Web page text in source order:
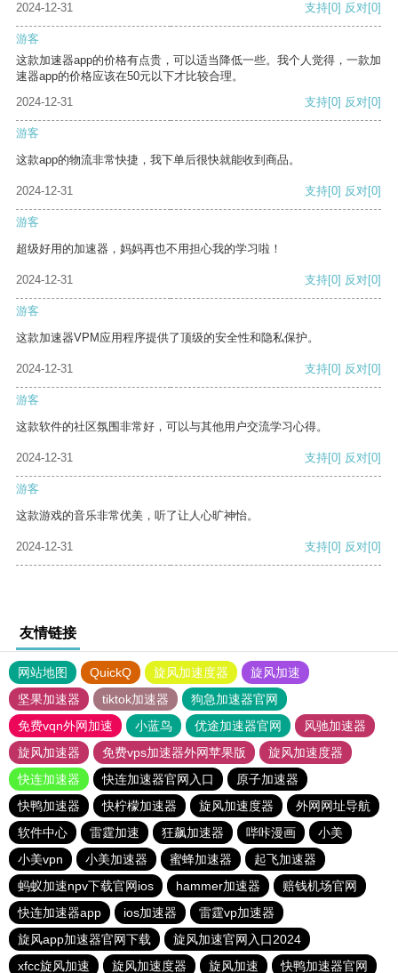
2024-12-31 支持[0] 反对[0]
游客
这款加速器app的价格有点贵，可以适当降低一些。我个人觉得，一款加
速器app的价格应该在50元以下才比较合理。
2024-12-31
支持[0] 反对[0]
游客
这款app的物流非常快捷，我下单后很快就能收到商品。
2024-12-31 支持[0] 反对[0]
游客
超级好用的加速器，妈妈再也不用担心我的学习啦！
2024-12-31 支持[0] 反对[0]
游客
这款加速器VPM应用程序提供了顶级的安全性和隐私保护。
2024-12-31 支持[0] 反对[0]
游客
这款软件的社区氛围非常好，可以与其他用户交流学习心得。
2024-12-31 支持[0] 反对[0]
游客
这款游戏的音乐非常优美，听了让人心旷神怡。
2024-12-31 支持[0] 反对[0]
友情链接
网站地图 QuickQ 旋风加速度器
旋风加速
坚果加速器
tiktok加速器
狗急加速器官网
免费vqn外网加速
小蓝鸟 优途加速器官网
风驰加速器
旋风加速器
免费vps加速器外网苹果版
旋风加速度器
快连加速器
快连加速器官网入口
原子加速器
快鸭加速器
快柠檬加速器 旋风加速度器
外网网址导航
软件中心
雷霆加速 狂飙加速器 哔咔漫画
小美
小美vpn
小美加速器 蜜蜂加速器
起飞加速器
蚂蚁加速npv下载官网ios
hammer加速器
赔钱机场官网
快连加速器app
ios加速器
雷霆vp加速器
旋风app加速器官网下载
旋风加速官网入口2024
xfcc旋风加速
旋风加速度器 旋风加速 快鸭加速器官网